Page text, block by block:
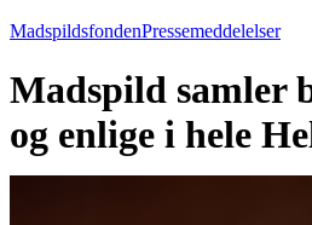
MadspildsfondenPressemeddelelser
Madspild samler
og enlige i hele